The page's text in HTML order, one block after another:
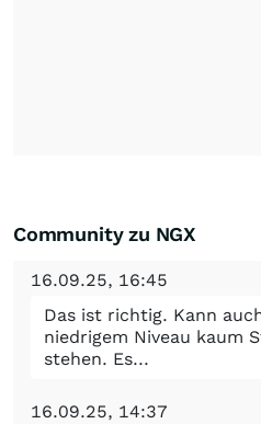
Community zu NGX
16.09.25, 16:45
Das ist richtig. Kann
niedrigem Niveau kaum
stehen. Es...
16.09.25, 14:37